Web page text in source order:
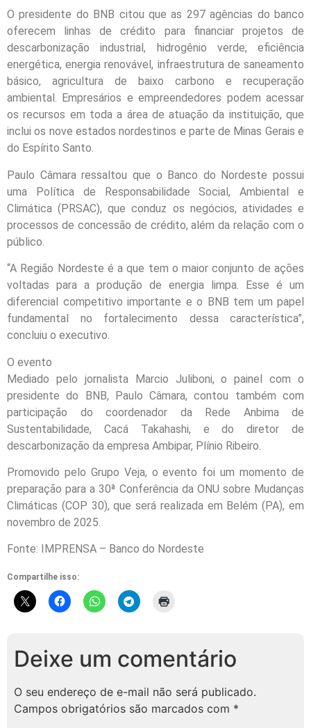
O presidente do BNB citou que as 297 agências do banco
oferecem linhas de crédito para financiar projetos de
descarbonização industrial, hidrogênio verde, eficiência
energética, energia renovável, infraestrutura de saneamento
básico, agricultura de baixo carbono e recuperação
ambiental. Empresários e empreendedores podem acessar
os recursos em toda a área de atuação da instituição, que
inclui os nove estados nordestinos e parte de Minas Gerais e
do Espírito Santo.
Paulo Câmara ressaltou que o Banco do Nordeste possui
uma Política de Responsabilidade Social, Ambiental e
Climática (PRSAC), que conduz os negócios, atividades e
processos de concessão de crédito, além da relação com o
público.
“A Região Nordeste é a que tem o maior conjunto de ações
voltadas para a produção de energia limpa. Esse é um
diferencial competitivo importante e o BNB tem um papel
fundamental no fortalecimento dessa característica”,
concluiu o executivo.
O evento
Mediado pelo jornalista Marcio Juliboni, o painel com o
presidente do BNB, Paulo Câmara, contou também com
participação do coordenador da Rede Anbima de
Sustentabilidade, Cacá Takahashi, e do diretor de
descarbonização da empresa Ambipar, Plínio Ribeiro.
Promovido pelo Grupo Veja, o evento foi um momento de
preparação para a 30ª Conferência da ONU sobre Mudanças
Climáticas (COP 30), que será realizada em Belém (PA), em
novembro de 2025.
Fonte: IMPRENSA – Banco do Nordeste
Compartilhe isso:
Deixe um comentário
O seu endereço de e-mail não será publicado.
Campos obrigatórios são marcados com *